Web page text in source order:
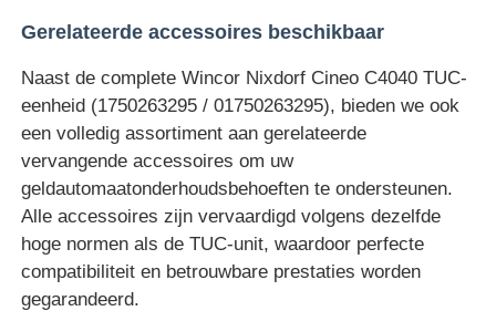
Kaartprinter
pinautomaat
ATM-reserveonderdelen
Gerelateerde accessoires beschikbaar
Naast de complete Wincor Nixdorf Cineo C4040 TUC-
eenheid (1750263295 / 01750263295), bieden we ook
een volledig assortiment aan gerelateerde
vervangende accessoires om uw
geldautomaatonderhoudsbehoeften te ondersteunen.
Alle accessoires zijn vervaardigd volgens dezelfde
hoge normen als de TUC-unit, waardoor perfecte
compatibiliteit en betrouwbare prestaties worden
gegarandeerd.